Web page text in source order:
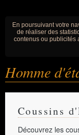
En poursuivant votre
de réaliser des
contenus ou publicités
Homme
Coussins
Découvrez les